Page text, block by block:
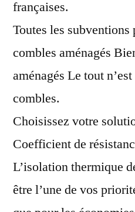
françaises.
Toutes les subventions
combles aménagés
aménagés Le tout
combles.
Choisissez votre
Coefficient de
L’isolation thermique
être l’une de vos